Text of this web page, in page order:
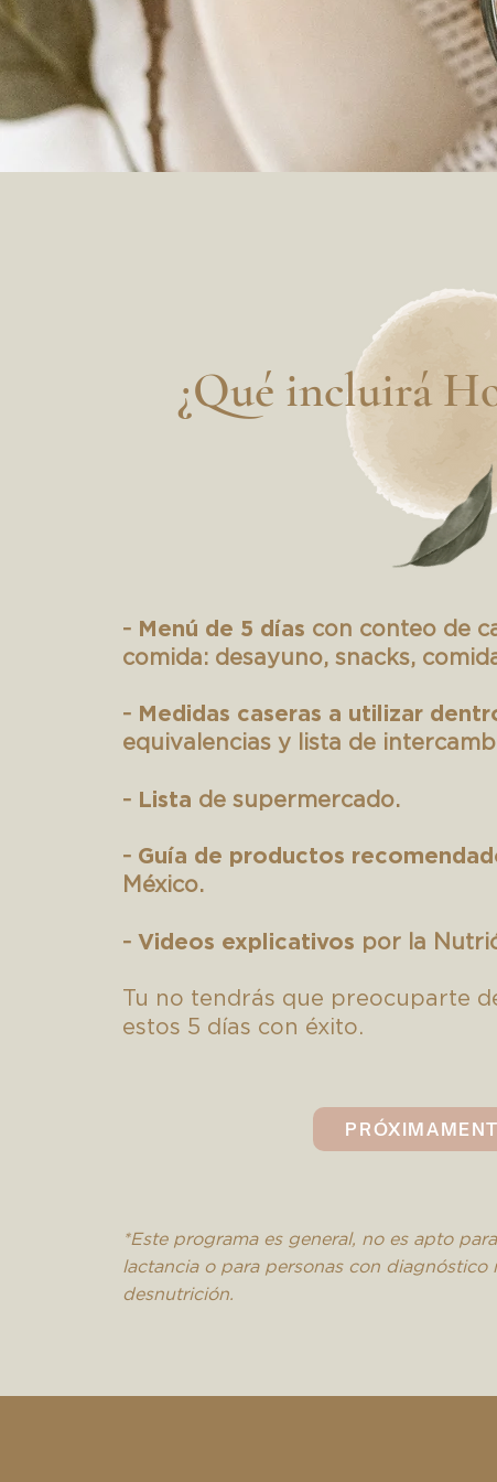
¿Qué incluirá
- Menú de 5 días con conteo de
comida: desayuno, snacks,
- Medidas caseras a utilizar
equivalencias y lista de
- Lista de supermercado.
- Guía de productos
México.
-Videos explicativos por la
Tu no tendrás que preocuparte
estos 5 días con éxito.
*Este programa es general, no es apto
lactancia o para personas con
desnutrición.